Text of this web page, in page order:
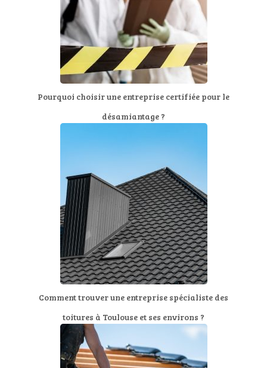
Pourquoi choisir une entreprise certifiée pour le
désamiantage ?
Comment trouver une entreprise spécialiste des
toitures à Toulouse et ses environs ?